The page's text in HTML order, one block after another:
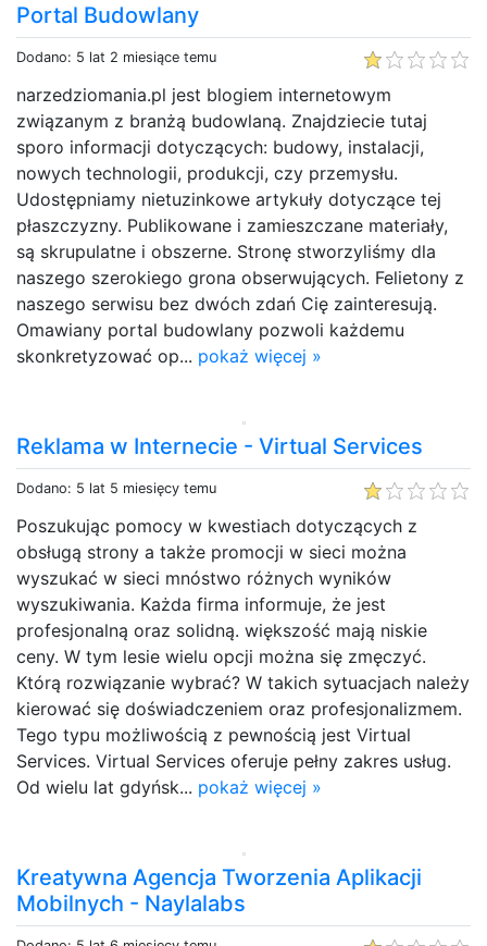
Portal Budowlany
Dodano: 5 lat 2 miesiące temu
narzedziomania.pl jest blogiem internetowym
związanym z branżą budowlaną. Znajdziecie tutaj
sporo informacji dotyczących: budowy, instalacji,
nowych technologii, produkcji, czy przemysłu.
Udostępniamy nietuzinkowe artykuły dotyczące tej
płaszczyzny. Publikowane i zamieszczane materiały,
są skrupulatne i obszerne. Stronę stworzyliśmy dla
naszego szerokiego grona obserwujących. Felietony z
naszego serwisu bez dwóch zdań Cię zainteresują.
Omawiany portal budowlany pozwoli każdemu
skonkretyzować op... pokaż więcej »
Reklama w Internecie - Virtual Services
Dodano: 5 lat 5 miesięcy temu
Poszukując pomocy w kwestiach dotyczących z
obsługą strony a także promocji w sieci można
wyszukać w sieci mnóstwo różnych wyników
wyszukiwania. Każda firma informuje, że jest
profesjonalną oraz solidną. większość mają niskie
ceny. W tym lesie wielu opcji można się zmęczyć.
Którą rozwiązanie wybrać? W takich sytuacjach należy
kierować się doświadczeniem oraz profesjonalizmem.
Tego typu możliwością z pewnością jest Virtual
Services. Virtual Services oferuje pełny zakres usług.
Od wielu lat gdyńsk... pokaż więcej »
Kreatywna Agencja Tworzenia Aplikacji
Mobilnych - Naylalabs